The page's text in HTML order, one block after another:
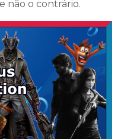
não o contrário.